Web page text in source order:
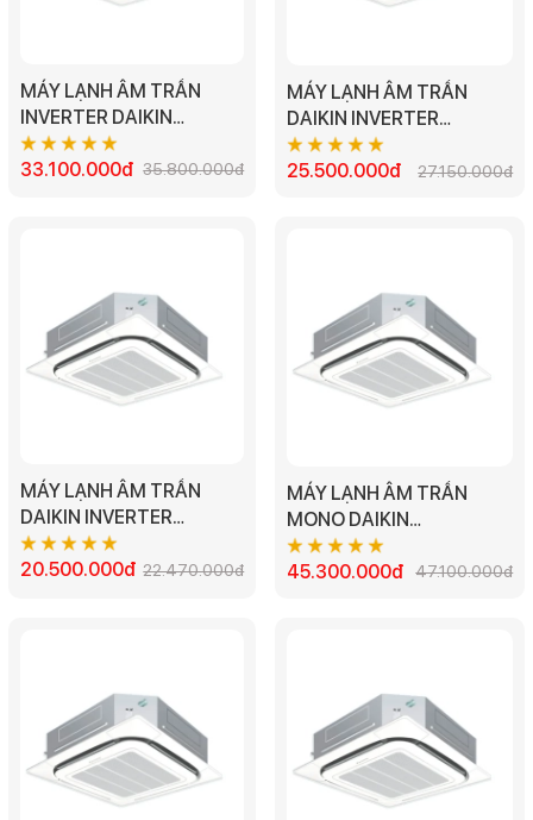
MÁY LẠNH ÂM TRẦN
INVERTER DAIKIN
FFFC71AVM/RZFC71DVM
- 3.0HP
33.100.000đ 35.800.000đ
MÁY LẠNH ÂM TRẦN
DAIKIN INVERTER
FFFC50AVM/RZFC50DVM
- 2.0HP
25.500.000đ 27.150.000đ
MÁY LẠNH ÂM TRẦN
DAIKIN INVERTER
FFFC35AVM/RZFC35EVM
- 1.5HP
20.500.000đ 22.470.000đ
MÁY LẠNH ÂM TRẦN
MONO DAIKIN
FCNQ48MV1/RNQ48MY1
- 5.5HP
45.300.000đ 47.100.000đ